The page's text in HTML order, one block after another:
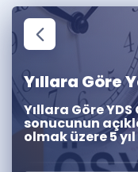
Remzi Hoca ile seni
Çalışma
Kitaplar ve
Katılımcı
Faydalı Araçlar
Yıllara Göre
Yıllara Göre
sonucunun
olmak üzere 5